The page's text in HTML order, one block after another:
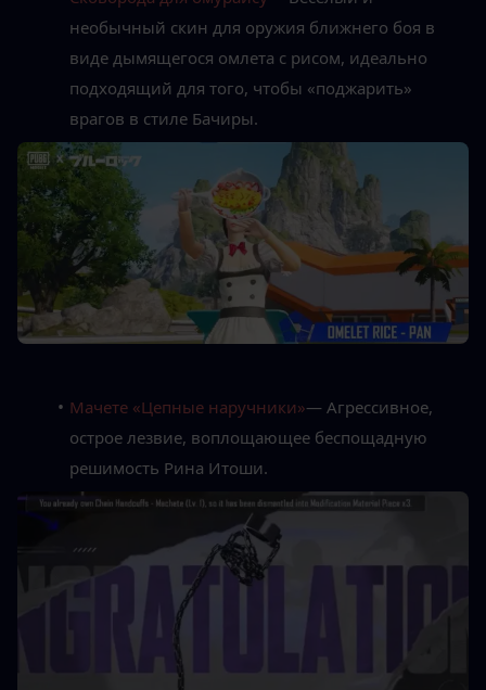
необычный скин для оружия ближнего боя в
виде дымящегося омлета с рисом, идеально
подходящий для того, чтобы «поджарить»
врагов в стиле Бачиры.
Мачете «Цепные наручники»— Агрессивное,
острое лезвие, воплощающее беспощадную
решимость Рина Итоши.